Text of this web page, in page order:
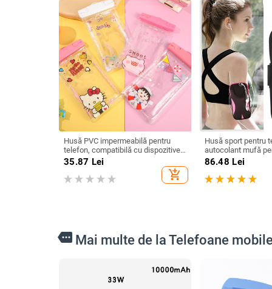
Husă PVC impermeabilă pentru
telefon, compatibilă cu dispozitive
până la 7,2 inci, imprimare siglă,
personalizare (PVC • impermeabil •
până la 7,2 inci • imprimare siglă •
35.87 Lei
add_shopping_cart
Husă sport pentru
autocolant mufă
86.48 Lei
more Mai multe de la Telefoane